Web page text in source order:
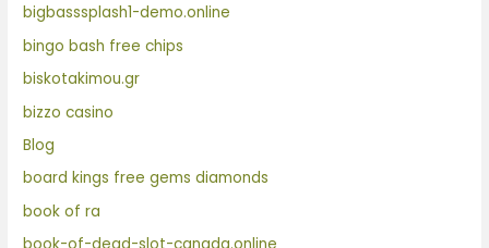
bigbasssplash1-demo.online
bingo bash free chips
biskotakimou.gr
bizzo casino
Blog
board kings free gems diamonds
book of ra